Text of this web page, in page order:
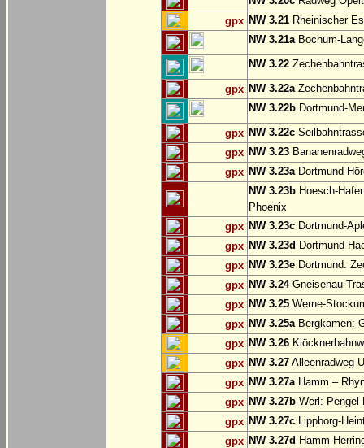
gpx NW 3.21 Rheinischer
NW 3.21aBochum-
NW 3.22
gpx NW 3.22a
NW 3.22b Dortmund-
gpx NW 3.22c
gpx NW 3.23
gpx NW 3.23aDortmund-
NW 3.23b Hoesch-
Phoenix
gpx NW 3.23c Dortmund-
gpx NW 3.23d Dortmund-
gpx NW 3.23e Dortmund:
gpx NW 3.24Gneisenau-
gpx NW 3.25 Werne-
gpx NW 3.25aBergkamen:
gpx NW 3.26
gpx NW 3.27 Alleenradweg
gpx NW 3.27aHamm –
gpx NW 3.27b Werl:
gpx NW 3.27c Lippborg-
gpx NW 3.27d Hamm-